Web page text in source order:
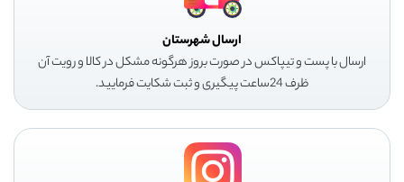
ارسال شهرستان
ارسال با پست و تیپاکس در صورت بروز هرگونه مشکل در کالا و رویت آن
ظرف 24ساعت پیگیری و ثبت شکایت فرمایید.